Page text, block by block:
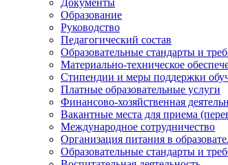
Документы
Образование
Руководство
Педагогический состав
Образовательные стандарты и
Материально-техническое
Стипендии и меры поддержки
Платные образовательные услуги
Финансово-хозяйственная
Вакантные места для приема
Международное сотрудничество
Организация питания в
Образовательные стандарты и